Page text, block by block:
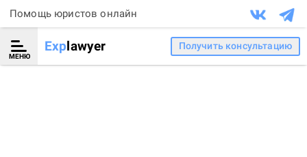
Помощь юристов онлайн
МЕНЮ
Explawyer Получить консультацию